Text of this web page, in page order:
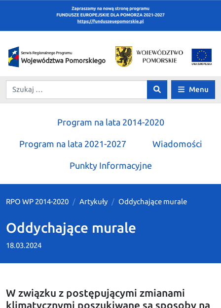
Menu
Program na lata 2014-2020
Program na lata 2021-2027 Wiadomości
Punkty Informacyjne
RPO WP 2014-2020 Artykuły Oddychające murale
Oddychające murale
18.03.2024
W związku z postępującymi zmianami
klimatycznymi poszukiwane są sposoby na